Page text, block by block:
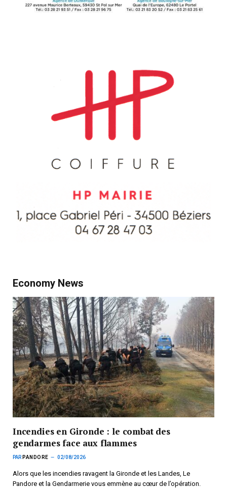
Economy News
Incendies en Gironde : le combat des
gendarmes face aux flammes
PAR PANDORE 02/08/2026
Alors que les incendies ravagent la Gironde et les Landes, Le
Pandore et la Gendarmerie vous emmène au cœur de l’opération.